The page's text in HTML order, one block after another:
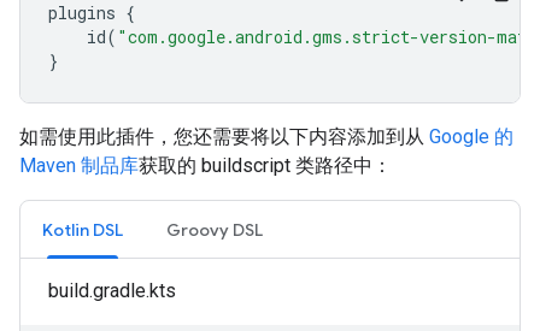
plugins {
id( "com.google.android.gms.strict-version-
}
如需使用此插件，您还需要将以下内容添加到从 Google 的
Maven 制品库获取的 buildscript 类路径中：
Kotlin DSL Groovy DSL
build.gradle.kts